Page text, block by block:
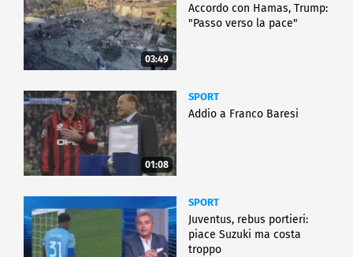
03:49
Accordo con Hamas, Trump:
"Passo verso la pace"
01:08
SPORT
Addio a Franco Baresi
SPORT
Juventus, rebus portieri:
piace Suzuki ma costa
troppo